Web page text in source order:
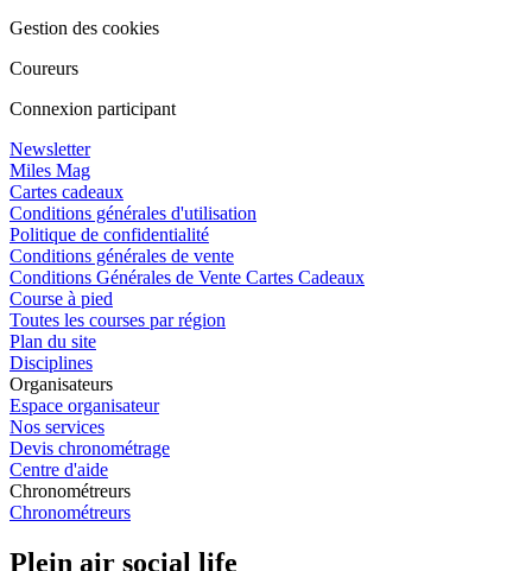
Gestion des cookies
Coureurs
Connexion participant
Newsletter
Miles Mag
Cartes cadeaux
Conditions générales d'utilisation
Politique de confidentialité
Conditions générales de vente
Conditions Générales de Vente Cartes Cadeaux
Course à pied
Toutes les courses par région
Plan du site
Disciplines
Organisateurs
Espace organisateur
Nos services
Devis chronométrage
Centre d'aide
Chronométreurs
Chronométreurs
Plein air social life